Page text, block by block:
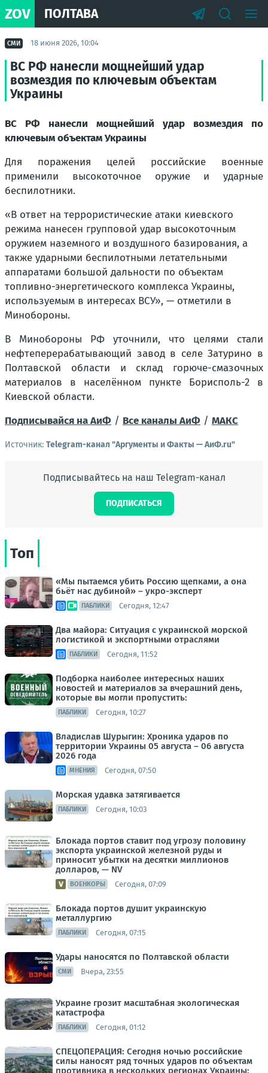
ZOV ПОЛТАВА
СМИ 18 июня 2026, 10:04
ВС РФ нанесли мощнейший удар
возмездия по ключевым объектам
Украины
ВС РФ нанесли мощнейший удар возмездия по
ключевым объектам Украины
Для поражения целей российские военные
применили высокоточное оружие и ударные
беспилотники.
«В ответ на террористические атаки киевского
режима нанесен групповой удар высокоточным
оружием наземного и воздушного базирования, а
также ударными беспилотными летательными
аппаратами большой дальности по объектам
топливно-энергетического комплекса Украины,
используемым в интересах ВСУ», — отметили в
Минобороны.
В Минобороны РФ уточнили, что целями стали
нефтеперерабатывающий завод в селе Затурино в
Полтавской области и склад горюче-смазочных
материалов в населённом пункте Борисполь-2 в
Киевской области.
Подписывайся на АиФ / Все каналы АиФ / MAКС
Источник: Telegram-канал "Аргументы и Факты — АиФ.ru"
Подписывайтесь на наш Telegram-канал
ПОДПИСАТЬСЯ
Топ
«Мы пытаемся убить Россию щепками, а она
бьёт нас дубиной» – укро-эксперт
ПАБЛИКИ Сегодня, 12:47
Два майора: Ситуация с украинской морской
логистикой и экспортными отраслями
ПАБЛИКИ Сегодня, 11:52
Подборка наиболее интересных наших
новостей и материалов за вчерашний день,
которые вы могли пропустить:
ПАБЛИКИ Сегодня, 10:27
Владислав Шурыгин: Хроника ударов по
территории Украины 05 августа – 06 августа
2026 года
МНЕНИЯ Сегодня, 07:50
Морская удавка затягивается
ПАБЛИКИ Сегодня, 10:03
Блокада портов ставит под угрозу половину
экспорта украинской железной руды и
приносит убытки на десятки миллионов
долларов, — NV
ВОЕНКОРЫ Сегодня, 07:09
Блокада портов душит украинскую
металлургию
ПАБЛИКИ Сегодня, 07:15
Удары наносятся по Полтавской области
СМИ Вчера, 23:55
Украине грозит масштабная экологическая
катастрофа
ПАБЛИКИ Сегодня, 01:12
СПЕЦОПЕРАЦИЯ: Сегодня ночью российские
силы наносят ряд точных ударов по объектам
противника в нескольких регионах Украины: